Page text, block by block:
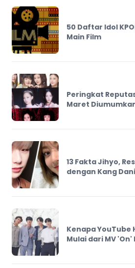
50 Daftar Idol
Main Film
Peringkat
Maret
13 Fakta Jihyo,
dengan Kang
Kenapa YouTube
Mulai dari MV